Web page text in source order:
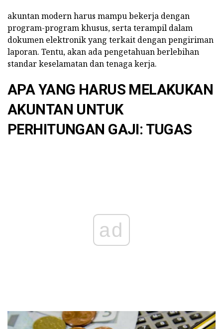
akuntan modern harus mampu bekerja dengan
program-program khusus, serta terampil dalam
dokumen elektronik yang terkait dengan pengiriman
laporan. Tentu, akan ada pengetahuan berlebihan
standar keselamatan dan tenaga kerja.
APA YANG HARUS MELAKUKAN
AKUNTAN UNTUK
PERHITUNGAN GAJI: TUGAS
ad